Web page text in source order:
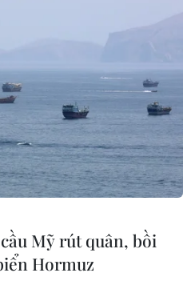
tiên có
đối 30/30
Mỹ rút quân, bồi
Hormuz